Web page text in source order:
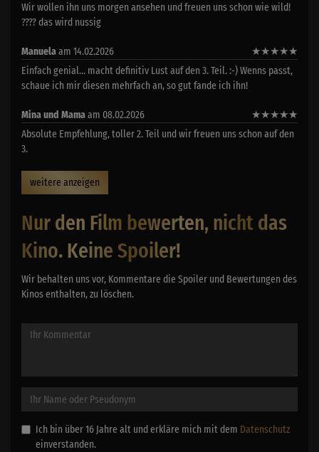
Wir wollen ihn uns morgen ansehen und freuen uns schon wie wild!
???? das wird nussig
Manuelaam 14.02.2026 ★★★★★
Einfach genial... macht definitiv Lust auf den 3. Teil. :-) Wenns passt,
schaue ich mir diesen mehrfach an, so gut fande ich ihn!
Mina und Mamaam 08.02.2026 ★★★★★
Absolute Empfehlung, toller 2. Teil und wir freuen uns schon auf den
3.
weitere anzeigen
Nur den Film bewerten, nicht das
Kino. Keine Spoiler!
Wir behalten uns vor, Kommentare die Spoiler und Bewertungen des
Kinos enthalten, zu löschen.
Ich bin über 16 Jahre alt und erkläre mich mit dem Datenschutz
einverstanden.